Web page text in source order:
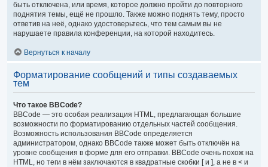
быть отключена, или время, которое должно пройти до повторного
поднятия темы, ещё не прошло. Также можно поднять тему, просто
ответив на неё, однако удостоверьтесь, что тем самым вы не
нарушаете правила конференции, на которой находитесь.
Вернуться к началу
Форматирование сообщений и типы создаваемых
тем
Что такое BBCode?
BBCode — это особая реализация HTML, предлагающая большие
возможности по форматированию отдельных частей сообщения.
Возможность использования BBCode определяется
администратором, однако BBCode также может быть отключён на
уровне сообщения в форме для его отправки. BBCode очень похож на
HTML, но теги в нём заключаются в квадратные скобки [ и ], а не в < и